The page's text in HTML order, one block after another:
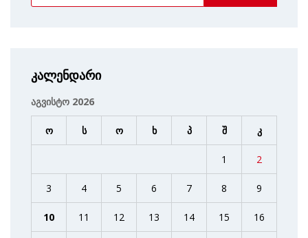
კალენდარი
აგვისტო 2026
ო ს ო ხ პ შ კ
1 2
3 4 5 6 7 8 9
10 11 12 13 14 15 16